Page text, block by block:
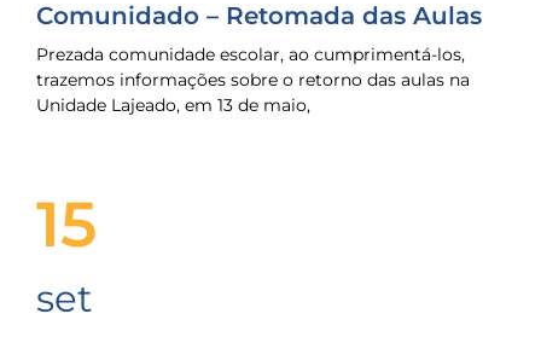
Comunidado – Retomada das Aulas
Prezada comunidade escolar, ao cumprimentá-los,
trazemos informações sobre o retorno das aulas na
Unidade Lajeado, em 13 de maio,
15
set